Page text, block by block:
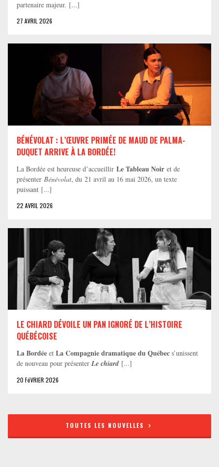
partenaire majeur. [...]
27 AVRIL 2026
BÉNÉVOLAT : L’ŒUVRE PRIMÉE DE MAUD DE PALMA-
DUQUET ARRIVE À LA BORDÉE!
La Bordée est heureuse d’accueillir Le Tableau Noir et de
présenter Bénévolat, du 21 avril au 16 mai 2026, un texte
puissant [...]
22 AVRIL 2026
LE CHIARD DÉVOILE UN PAN IGNORÉ DE L’HISTOIRE
QUÉBÉCOISE
La Bordée et La Compagnie dramatique du Québec s’unissent
de nouveau pour présenter Le chiard [...]
20 FéVRIER 2026
TOUTES LES NOUVELLES